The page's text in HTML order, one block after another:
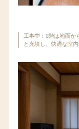
工事中：1階は地面か
と充填し、快適な室